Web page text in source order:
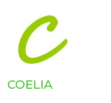
COELIA